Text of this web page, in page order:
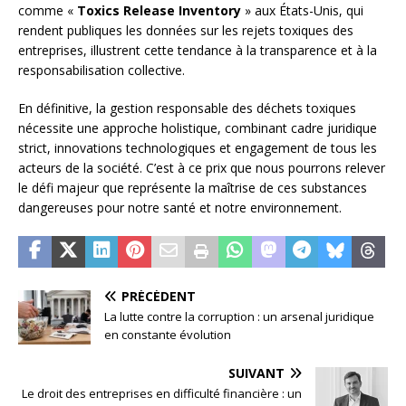
comme « Toxics Release Inventory » aux États-Unis, qui
rendent publiques les données sur les rejets toxiques des
entreprises, illustrent cette tendance à la transparence et à la
responsabilisation collective.
En définitive, la gestion responsable des déchets toxiques
nécessite une approche holistique, combinant cadre juridique
strict, innovations technologiques et engagement de tous les
acteurs de la société. C’est à ce prix que nous pourrons relever
le défi majeur que représente la maîtrise de ces substances
dangereuses pour notre santé et notre environnement.
PRÉCÉDENT
La lutte contre la corruption : un arsenal juridique
en constante évolution
SUIVANT
Le droit des entreprises en difficulté financière : un